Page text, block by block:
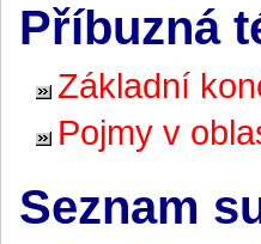
Příbuzná
Základní
Pojmy v
Seznam